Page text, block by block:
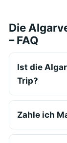
Die
– FAQ
Ist die
Trip?
Zahle ich